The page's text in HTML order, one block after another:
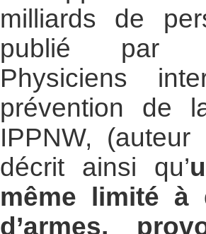
milliards de
publié par
Physiciens
prévention de
IPPNW,
décrit ainsi qu’
même limité à
d’armes,